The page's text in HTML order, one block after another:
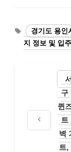
태
그
경기도 용인
지 정보 및 입
구
퀸
트
벽
트,